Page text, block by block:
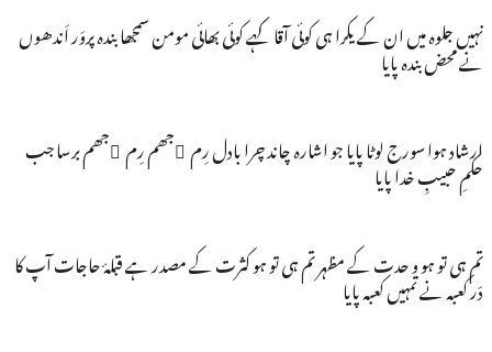
نہیں جلوہ میں ان کے یکرا ہی کوئی آقا کہے کوئی بھائی مومن سمجھا بندہ پروَر اَندھوں
نے محض بندہ پایا
ارشاد ہوا سورج لوٹا پایا جو اشارہ چاند چرا بادل رِم ِجھم رِم ِجھم برسا جب
حکمِ حبیبِ خدا پایا
تم ہی تو ہو و حدت کے مظہر تم ہی تو ہو کثرت کے مصدر ہے قبلۂ حاجات آپ کا
دَر کعبہ نے تمہیں کعبہ پایا